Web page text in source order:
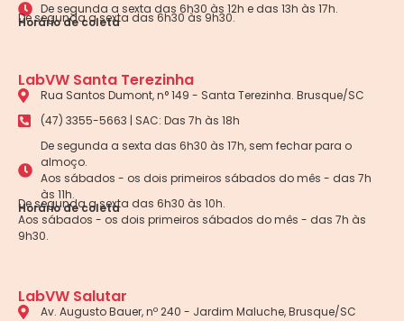
De segunda a sexta das 6h30 às 12h e das 13h às 17h.
Horário de coleta
De segunda a sexta das 6h30 às 9h30.
LabVW Santa Terezinha
Rua Santos Dumont, n° 149 - Santa Terezinha. Brusque/SC
(47) 3355-5663 | SAC: Das 7h às 18h
De segunda a sexta das 6h30 às 17h, sem fechar para o
almoço.
Aos sábados - os dois primeiros sábados do mês - das 7h
às 11h.
Horário de coleta
De segunda a sexta das 6h30 às 10h.
Aos sábados - os dois primeiros sábados do mês - das 7h às
9h30.
LabVW Salutar
Av. Augusto Bauer, nº 240 - Jardim Maluche, Brusque/SC